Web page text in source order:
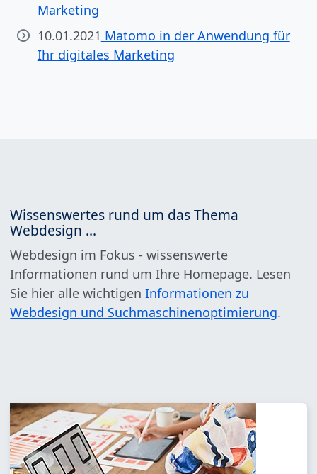
Marketing
10.01.2021 Matomo in der Anwendung für
Ihr digitales Marketing
Wissenswertes rund um das Thema
Webdesign ...
Webdesign im Fokus - wissenswerte
Informationen rund um Ihre Homepage. Lesen
Sie hier alle wichtigenInformationen zu
Webdesign und Suchmaschinenoptimierung.